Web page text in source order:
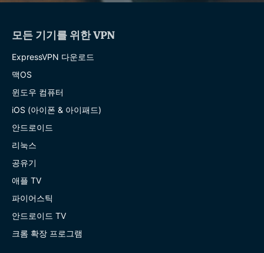
모든 기기를 위한 VPN
ExpressVPN 다운로드
맥OS
윈도우 컴퓨터
iOS (아이폰 & 아이패드)
안드로이드
리눅스
공유기
애플 TV
파이어스틱
안드로이드 TV
크롬 확장 프로그램